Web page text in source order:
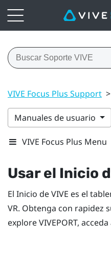
VIVE Focus Plus Support >
Manuales de usuario
VIVE Focus Plus Menu
Usar el Inicio
El Inicio deVIVE es el
VR. Obtenga con rapidez
exploreVIVEPORT,